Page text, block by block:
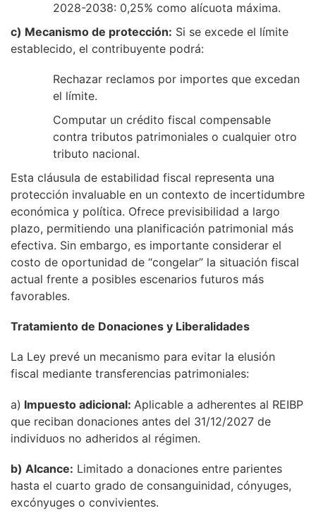
2028-2038: 0,25% como alícuota máxima.
c) Mecanismo de protección: Si se excede el límite
establecido, el contribuyente podrá:
Rechazar reclamos por importes que excedan
el límite.
Computar un crédito fiscal compensable
contra tributos patrimoniales o cualquier otro
tributo nacional.
Esta cláusula de estabilidad fiscal representa una
protección invaluable en un contexto de incertidumbre
económica y política. Ofrece previsibilidad a largo
plazo, permitiendo una planificación patrimonial más
efectiva. Sin embargo, es importante considerar el
costo de oportunidad de “congelar” la situación fiscal
actual frente a posibles escenarios futuros más
favorables.
Tratamiento de Donaciones y Liberalidades
La Ley prevé un mecanismo para evitar la elusión
fiscal mediante transferencias patrimoniales:
a) Impuesto adicional: Aplicable a adherentes al REIBP
que reciban donaciones antes del 31/12/2027 de
individuos no adheridos al régimen.
b) Alcance: Limitado a donaciones entre parientes
hasta el cuarto grado de consanguinidad, cónyuges,
excónyuges o convivientes.